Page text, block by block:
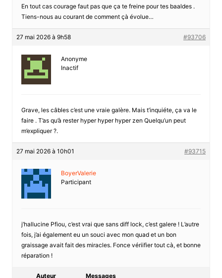
En tout cas courage faut pas que ça te freine pour tes baaldes .
Tiens-nous au courant de comment çà évolue…
27 mai 2026 à 9h58 #93706
Anonyme
Inactif
Grave, les câbles c’est une vraie galère. Mais t’inquiéte, ça va le
faire . T’as qu’à rester hyper hyper hyper zen Quelqu’un peut
m’expliquer ?.
27 mai 2026 à 10h01 #93715
BoyerValerie
Participant
j’hallucine Pfiou, c’est vrai que sans diff lock, c’est galere ! L’autre
fois, j’ai également eu un souci avec mon quad et un bon
graissage avait fait des miracles. Fonce vériifier tout cà, et bonne
réparation !
Auteur Messages